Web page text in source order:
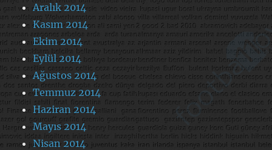
Aralık 2014
Kasım 2014
Ekim 2014
Eylül 2014
Ağustos 2014
Temmuz 2014
Haziran 2014
Mayıs 2014
Nisan 2014